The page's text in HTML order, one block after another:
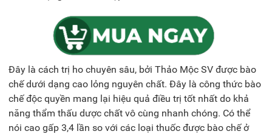
Đây là cách trị ho chuyên sâu, bởi Thảo Mộc SV được bào
chế dưới dạng cao lỏng nguyên chất. Đây là công thức bào
chế độc quyền mang lại hiệu quả điều trị tốt nhất do khả
năng thẩm thấu dược chất vô cùng nhanh chóng. Có thể
nói cao gấp 3,4 lần so với các loại thuốc được bào chế ở